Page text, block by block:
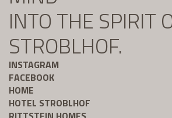
INTO THE SPIRIT
STROBLHOF.
INSTAGRAM
FACEBOOK
HOME
HOTEL STROBLHOF